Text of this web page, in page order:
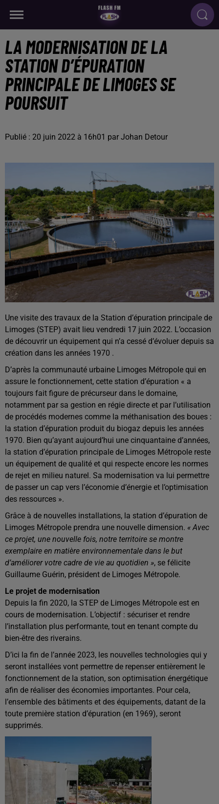
LA MODERNISATION DE LA
STATION D’ÉPURATION
PRINCIPALE DE LIMOGES SE
POURSUIT
Publié : 20 juin 2022 à 16h01 par Johan Detour
Une visite des travaux de la Station d’épuration principale de
Limoges (STEP) avait lieu vendredi 17 juin 2022. L’occasion
de découvrir un équipement qui n’a cessé d’évoluer depuis sa
création dans les années 1970 .
D’après la communauté urbaine Limoges Métropole qui en
assure le fonctionnement, cette station d’épuration « a
toujours fait figure de précurseur dans le domaine,
notamment par sa gestion en régie directe et par l’utilisation
de procédés modernes comme la méthanisation des boues :
la station d’épuration produit du biogaz depuis les années
1970. Bien qu’ayant aujourd’hui une cinquantaine d’années,
la station d’épuration principale de Limoges Métropole reste
un équipement de qualité et qui respecte encore les normes
de rejet en milieu naturel. Sa modernisation va lui permettre
de passer un cap vers l’économie d’énergie et l’optimisation
des ressources ».
Grâce à de nouvelles installations, la station d’épuration de
Limoges Métropole prendra une nouvelle dimension. « Avec
ce projet, une nouvelle fois, notre territoire se montre
exemplaire en matière environnementale dans le but
d’améliorer votre cadre de vie au quotidien », se félicite
Guillaume Guérin, président de Limoges Métropole.
Le projet de modernisation
Depuis la fin 2020, la STEP de Limoges Métropole est en
cours de modernisation. L’objectif : sécuriser et rendre
l’installation plus performante, tout en tenant compte du
bien-être des riverains.
D’ici la fin de l’année 2023, les nouvelles technologies qui y
seront installées vont permettre de repenser entièrement le
fonctionnement de la station, son optimisation énergétique
afin de réaliser des économies importantes. Pour cela,
l’ensemble des bâtiments et des équipements, datant de la
toute première station d’épuration (en 1969), seront
supprimés.